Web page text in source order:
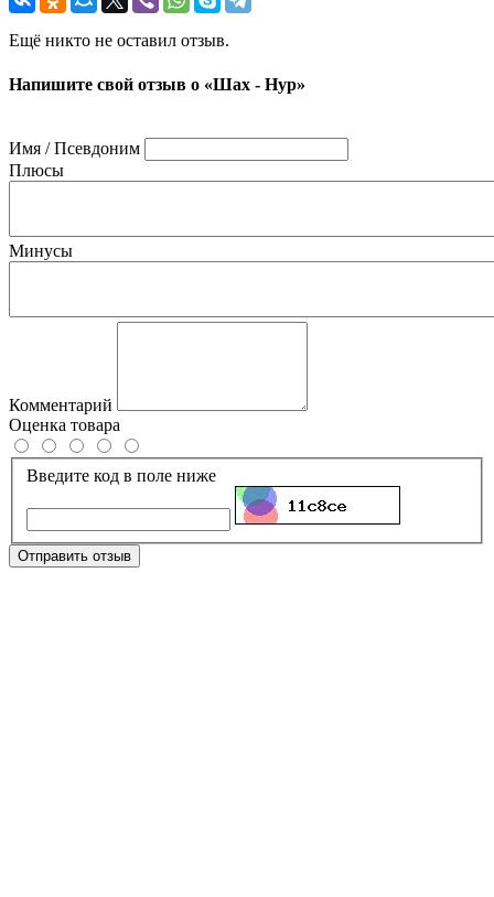
Ещё никто не оставил отзыв.
Напишите свой отзыв о «Шах - Нур»
Имя / Псевдоним
Плюсы
Минусы
Комментарий
Оценка товара
Введите код в поле ниже
Отправить отзыв